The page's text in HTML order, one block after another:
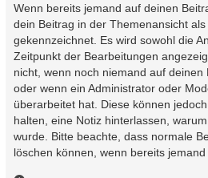
Wenn bereits jemand auf deinen
dein Beitrag in der Themenansicht
gekennzeichnet. Es wird sowohl die
Zeitpunkt der Bearbeitungen
nicht, wenn noch niemand auf
oder wenn ein Administrator oder
überarbeitet hat. Diese können
halten, eine Notiz hinterlassen,
wurde. Bitte beachte, dass normale
löschen können, wenn bereits